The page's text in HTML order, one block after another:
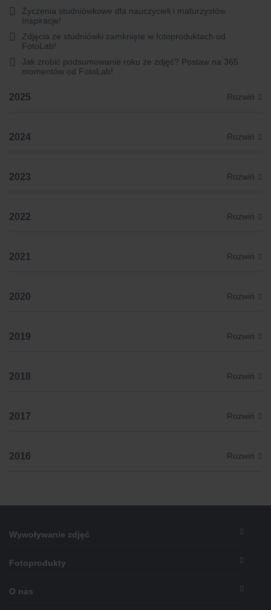
Życzenia studniówkowe dla nauczycieli i maturzystów.
Inspiracje!
Zdjęcia ze studniówki zamknięte w fotoproduktach od
FotoLab!
Jak zrobić podsumowanie roku ze zdjęć? Postaw na 365
momentów od FotoLab!
2025
2024
2023
2022
2021
2020
2019
2018
2017
2016
Wywoływanie zdjęć
Fotoprodukty
O nas